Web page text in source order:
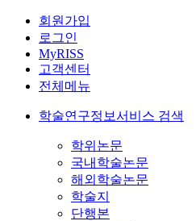
회원가입
로그인
MyRISS
고객센터
전체메뉴
학술연구정보서비스 검색
학위논문
국내학술논문
해외학술논문
학술지
단행본